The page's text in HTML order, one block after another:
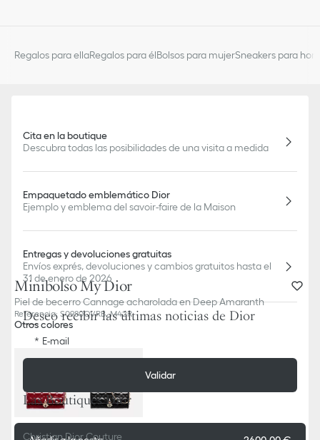
Minibolso My Dior
Piel de becerro Cannage acharolada en Deep Amaranth
Referencia: S0980OVRB_M42R
Otros colores
Regalos para ellaRegalos para élBolsos para mujerSneakers para
Cita en la boutique
Descubra todas las posibilidades de una visita a medida
Empaquetado emblemático Dior
Ejemplo y emblema del savoir-faire de la Maison
Entregas y devoluciones gratuitas
Envíos exprés, devoluciones y cambios gratuitos hasta el
31 de enero de 2026
Deseo recibir las últimas noticias de Dior
E-mail
Validar
Las Boutiques Dior
Christian Dior Couture